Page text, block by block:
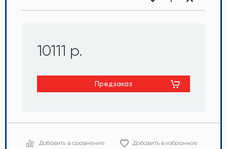
10111 р.
Предзаказ
Добавить в сравнение Добавить в избранное